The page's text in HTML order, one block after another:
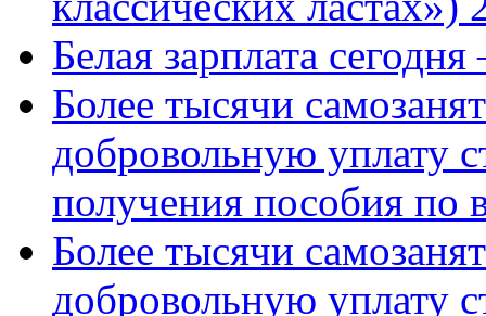
Белая зарплата
Более тысячи
добровольную уплату
получения пособия по
Более тысячи
добровольную уплату